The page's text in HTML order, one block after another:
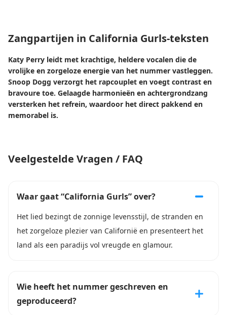
Zangpartijen in California Gurls-teksten
Katy Perry leidt met krachtige, heldere vocalen die de
vrolijke en zorgeloze energie van het nummer vastleggen.
Snoop Dogg verzorgt het rapcouplet en voegt contrast en
bravoure toe. Gelaagde harmonieën en achtergrondzang
versterken het refrein, waardoor het direct pakkend en
memorabel is.
Veelgestelde Vragen / FAQ
Waar gaat “California Gurls” over?
Het lied bezingt de zonnige levensstijl, de stranden en
het zorgeloze plezier van Californië en presenteert het
land als een paradijs vol vreugde en glamour.
Wie heeft het nummer geschreven en
geproduceerd?